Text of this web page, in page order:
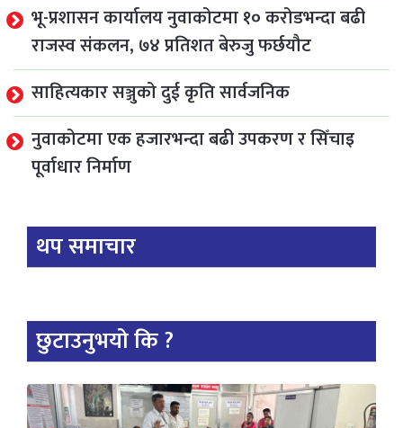
भू-प्रशासन कार्यालय नुवाकोटमा १० करोडभन्दा बढी
राजस्व संकलन, ७४ प्रतिशत बेरुजु फर्छयौट
साहित्यकार सञ्जुको दुई कृति सार्वजनिक
नुवाकोटमा एक हजारभन्दा बढी उपकरण र सिँचाइ
पूर्वाधार निर्माण
थप समाचार
छुटाउनुभयो कि ?